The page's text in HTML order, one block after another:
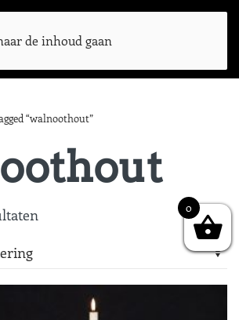
de inhoud gaan
“walnoothout”
0